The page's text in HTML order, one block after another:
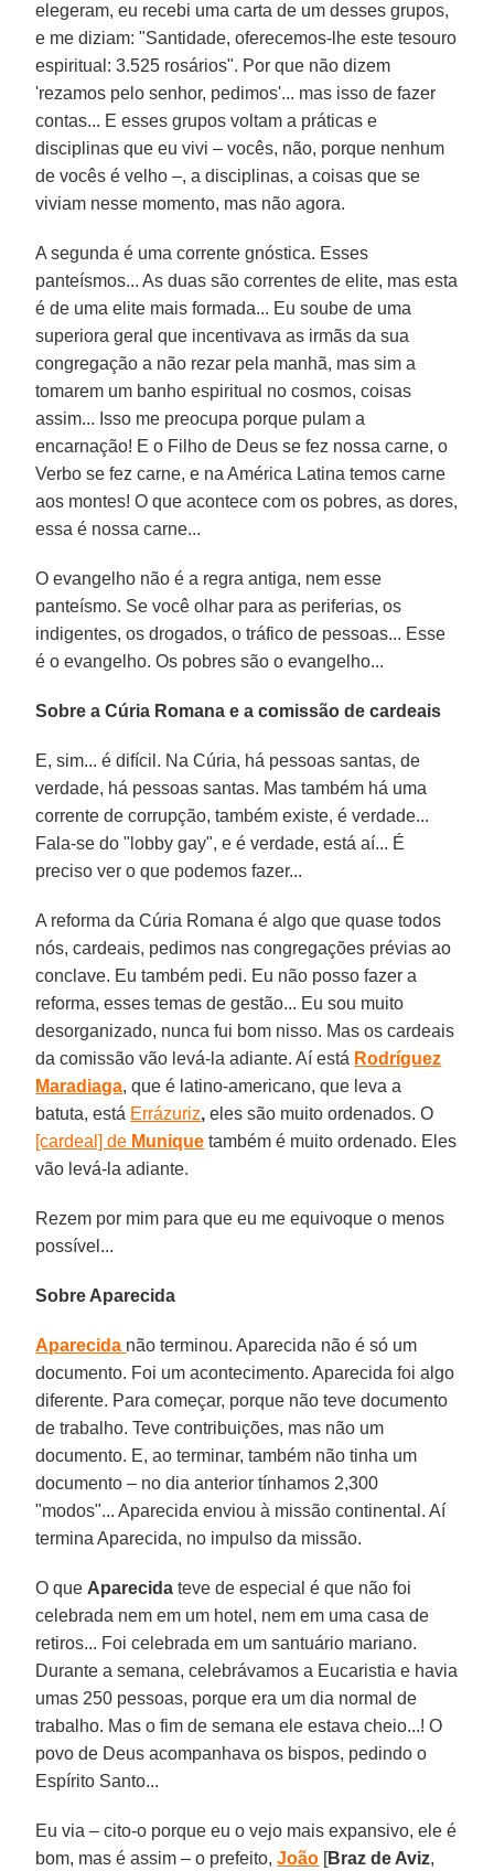
elegeram, eu recebi uma carta de um desses grupos,
e me diziam: "Santidade, oferecemos-lhe este tesouro
espiritual: 3.525 rosários". Por que não dizem
'rezamos pelo senhor, pedimos'... mas isso de fazer
contas... E esses grupos voltam a práticas e
disciplinas que eu vivi – vocês, não, porque nenhum
de vocês é velho –, a disciplinas, a coisas que se
viviam nesse momento, mas não agora.
A segunda é uma corrente gnóstica. Esses
panteísmos... As duas são correntes de elite, mas esta
é de uma elite mais formada... Eu soube de uma
superiora geral que incentivava as irmãs da sua
congregação a não rezar pela manhã, mas sim a
tomarem um banho espiritual no cosmos, coisas
assim... Isso me preocupa porque pulam a
encarnação! E o Filho de Deus se fez nossa carne, o
Verbo se fez carne, e na América Latina temos carne
aos montes! O que acontece com os pobres, as dores,
essa é nossa carne...
O evangelho não é a regra antiga, nem esse
panteísmo. Se você olhar para as periferias, os
indigentes, os drogados, o tráfico de pessoas... Esse
é o evangelho. Os pobres são o evangelho...
Sobre a Cúria Romana e a comissão de cardeais
E, sim... é difícil. Na Cúria, há pessoas santas, de
verdade, há pessoas santas. Mas também há uma
corrente de corrupção, também existe, é verdade...
Fala-se do "lobby gay", e é verdade, está aí... É
preciso ver o que podemos fazer...
A reforma da Cúria Romana é algo que quase todos
nós, cardeais, pedimos nas congregações prévias ao
conclave. Eu também pedi. Eu não posso fazer a
reforma, esses temas de gestão... Eu sou muito
desorganizado, nunca fui bom nisso. Mas os cardeais
da comissão vão levá-la adiante. Aí está Rodríguez
Maradiaga, que é latino-americano, que leva a
batuta, está Errázuriz, eles são muito ordenados. O
[cardeal] de Munique também é muito ordenado. Eles
vão levá-la adiante.
Rezem por mim para que eu me equivoque o menos
possível...
Sobre Aparecida
Aparecida não terminou. Aparecida não é só um
documento. Foi um acontecimento. Aparecida foi algo
diferente. Para começar, porque não teve documento
de trabalho. Teve contribuições, mas não um
documento. E, ao terminar, também não tinha um
documento – no dia anterior tínhamos 2,300
"modos"... Aparecida enviou à missão continental. Aí
termina Aparecida, no impulso da missão.
O que Aparecida teve de especial é que não foi
celebrada nem em um hotel, nem em uma casa de
retiros... Foi celebrada em um santuário mariano.
Durante a semana, celebrávamos a Eucaristia e havia
umas 250 pessoas, porque era um dia normal de
trabalho. Mas o fim de semana ele estava cheio...! O
povo de Deus acompanhava os bispos, pedindo o
Espírito Santo...
Eu via – cito-o porque eu o vejo mais expansivo, ele é
bom, mas é assim – o prefeito,João [Braz de Aviz,